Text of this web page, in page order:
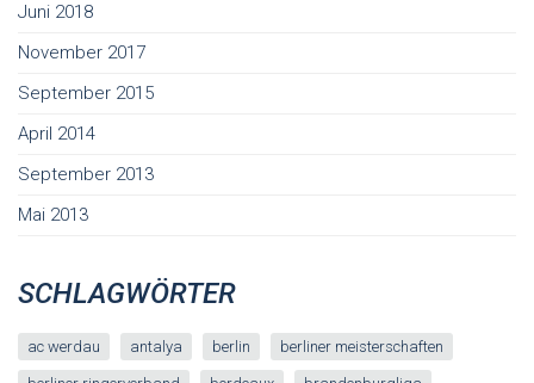
Juni 2018
November 2017
September 2015
April 2014
September 2013
Mai 2013
SCHLAGWÖRTER
ac werdau antalya berlin berliner meisterschaften